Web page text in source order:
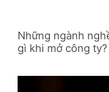
Những ngành
gì khi mở công ty?